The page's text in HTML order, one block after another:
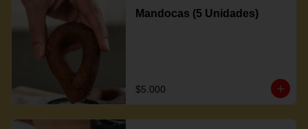
Mandocas (5 Unidades)
$5.000